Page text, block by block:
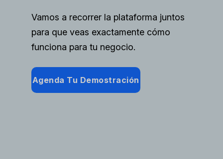
Vamos a recorrer la plataforma juntos
para que veas exactamente cómo
funciona para tu negocio.
Agenda Tu Demostración